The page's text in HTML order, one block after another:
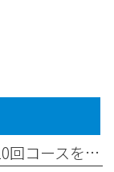
医療脱毛コースに新たに全身脱毛10回コースを追加しました✨